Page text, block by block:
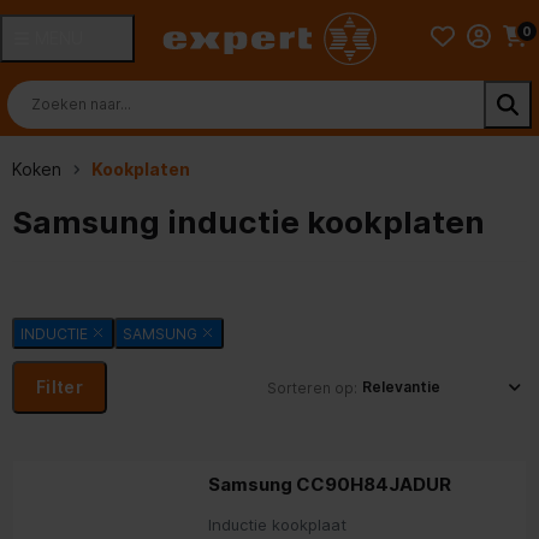
0
Koken Kookplaten
Samsung inductie kookplaten
INDUCTIE SAMSUNG
Filter Sorteren op:
Samsung CC90H84JADUR
Inductie kookplaat